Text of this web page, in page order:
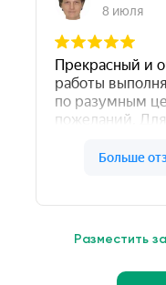
Разместить